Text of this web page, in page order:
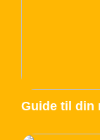
Guide til din